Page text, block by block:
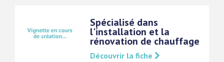
Spécialisé dans
l'installation et la
rénovation de chauffage
Découvrir la fiche